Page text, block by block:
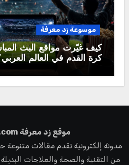
موسوعة زد معرفة
كيف غيّرت مواقع البث
كرة القدم في العالم
موقع زد معرفة ma3rfh.com
مدونة إلكترونية تقدم مقالات
من التقنية والصحة والعلاجات